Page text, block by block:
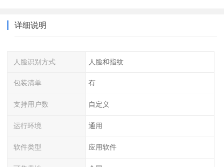
详细说明
人脸识别方式 人脸和指纹
包装清单 有
支持用户数 自定义
运行环境 通用
软件类型 应用软件